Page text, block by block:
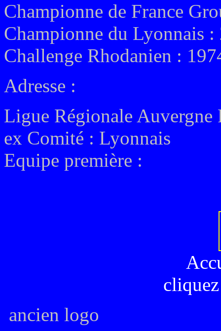
Championne de France
Championne du Lyonnais :
Challenge Rhodanien :
Adresse :
Ligue Régionale Auvergne
ex Comité : Lyonnais
Equipe première :
ancien logo